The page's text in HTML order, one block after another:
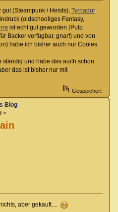
(Steampunk / Heists), Tyrnador
(oldschooliges Fantasy,
ist echt gut geworden (Pulp
Backer verfügbar, gnarf) und von
habe ich bisher auch nur Cooles
und habe das auch schon
das ist bisher nur mit
Gespeichert
Blog
»
aber gekauft....